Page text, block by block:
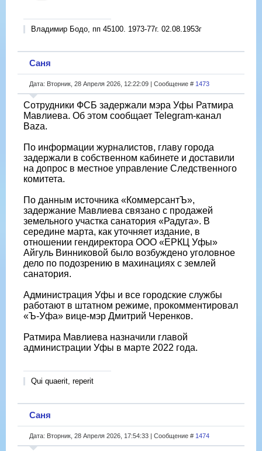
Напомним, что еще в августе прошлого года у Чернова
Источник: ТАСС
Владимир Бодо, пп 45100. 1973-77г. 02.08.1953г
Саня
Дата: Вторник, 28 Апреля 2026, 12:22:09 | Сообщение # 1473
Сотрудники ФСБ задержали мэра Уфы Ратмира
Мавлиева. Об этом сообщает Telegram-канал
Baza.
По информации журналистов, главу города
задержали в собственном кабинете и доставили
на допрос в местное управление Следственного
комитета.
По данным источника «КоммерсантЪ»,
задержание Мавлиева связано с продажей
земельного участка санатория «Радуга». В
середине марта, как уточняет издание, в
отношении гендиректора ООО «ЕРКЦ Уфы»
Айгуль Винниковой было возбуждено уголовное
дело по подозрению в махинациях с землей
санатория.
Администрация Уфы и все городские службы
работают в штатном режиме, прокомментировал
«Ъ-Уфа» вице-мэр Дмитрий Черенков.
Ратмира Мавлиева назначили главой
администрации Уфы в марте 2022 года.
Qui quaerit, reperit
Саня
Дата: Вторник, 28 Апреля 2026, 17:54:33 | Сообщение # 1474